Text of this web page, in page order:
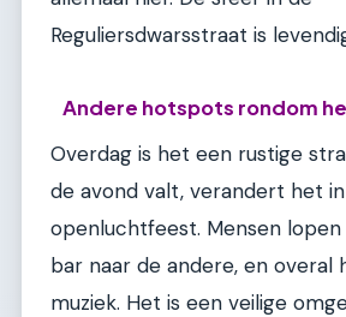
Reguliersdwarsstraat is
Andere hotspots rondom
Overdag is het een rustige
de avond valt, verandert het
openluchtfeest. Mensen
bar naar de andere, en overal
muziek. Het is een veilige